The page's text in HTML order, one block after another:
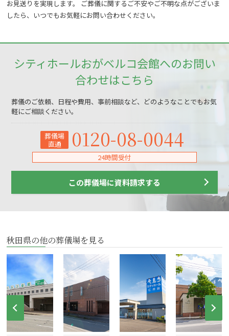
お見送りを実現します。 ご葬儀に関するご不安やご不明な点がございま
したら、いつでもお気軽にお問い合わせください。
シティホールおがベルコ会館へのお問い
合わせはこちら
葬儀のご依頼、日程や費用、事前相談など、どのようなことでもお気
軽にご相談ください。
葬儀場
直通
0120-08-0044
24時間受付
この葬儀場に資料請求する
秋田県の他の葬儀場を見る
Prev